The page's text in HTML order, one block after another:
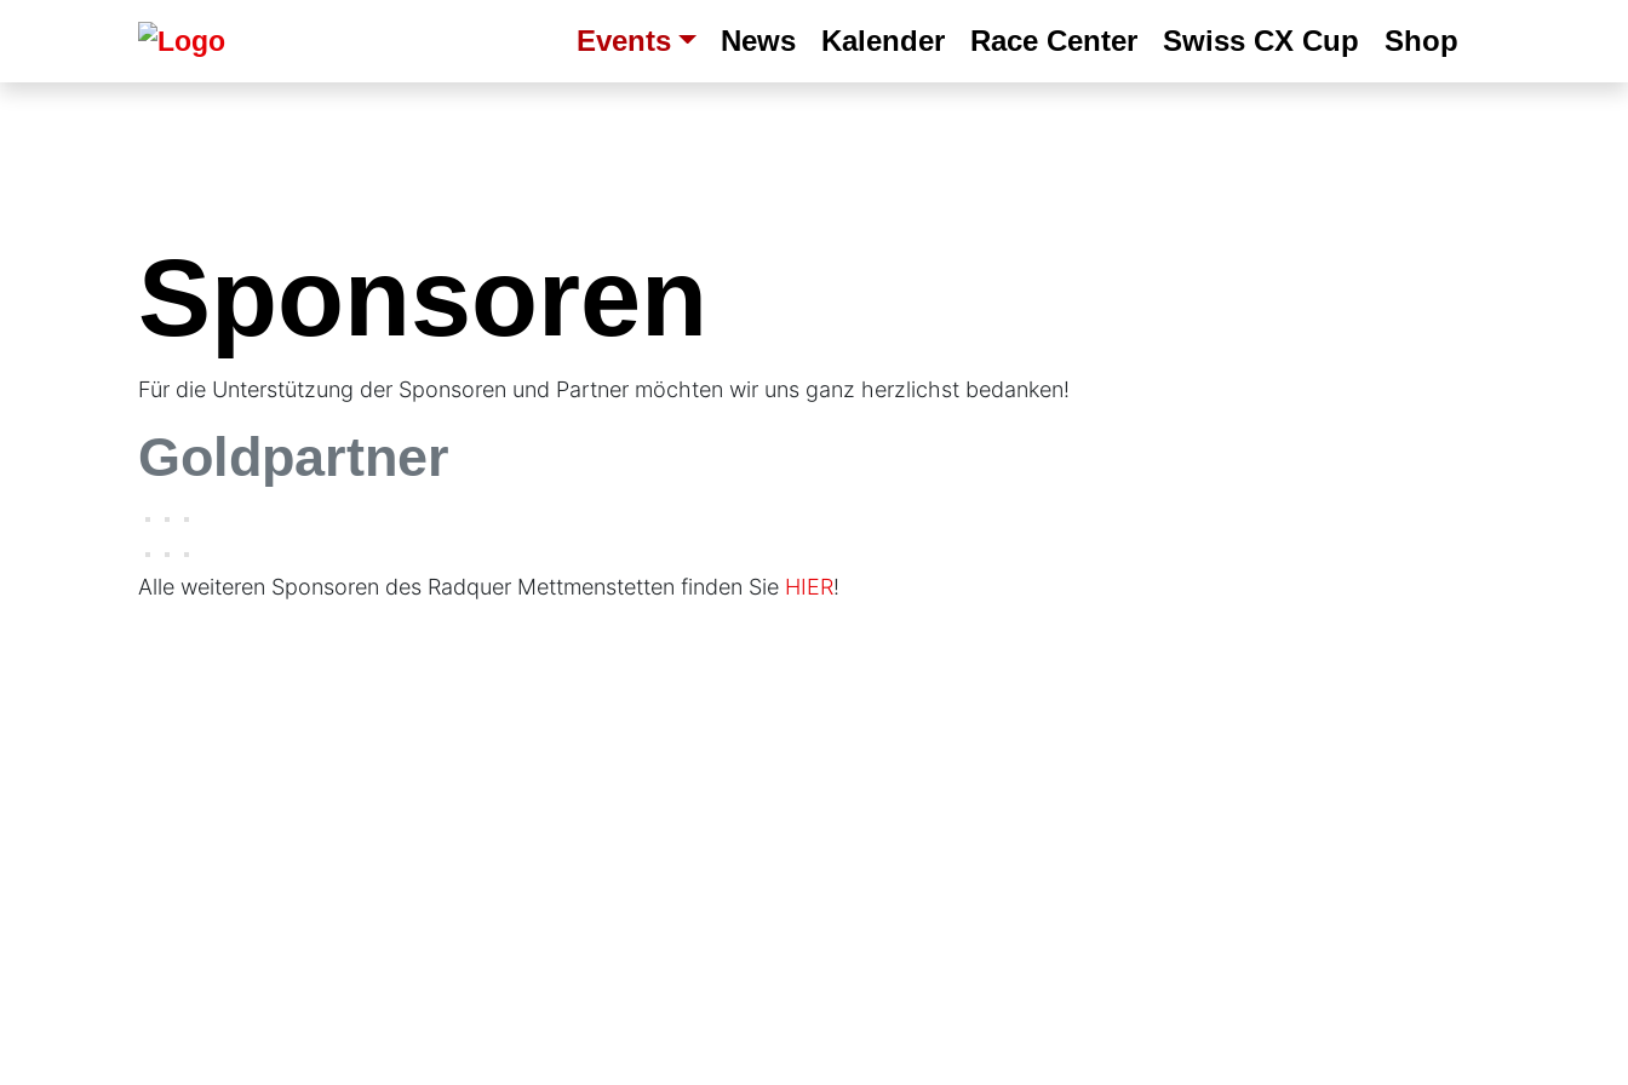
Events News Kalender Race Center Swiss CX Cup Shop
Sponsoren
Für die Unterstützung der Sponsoren und Partner möchten wir uns ganz herzlichst bedanken!
Goldpartner
Alle weiteren Sponsoren des Radquer Mettmenstetten finden Sie HIER!